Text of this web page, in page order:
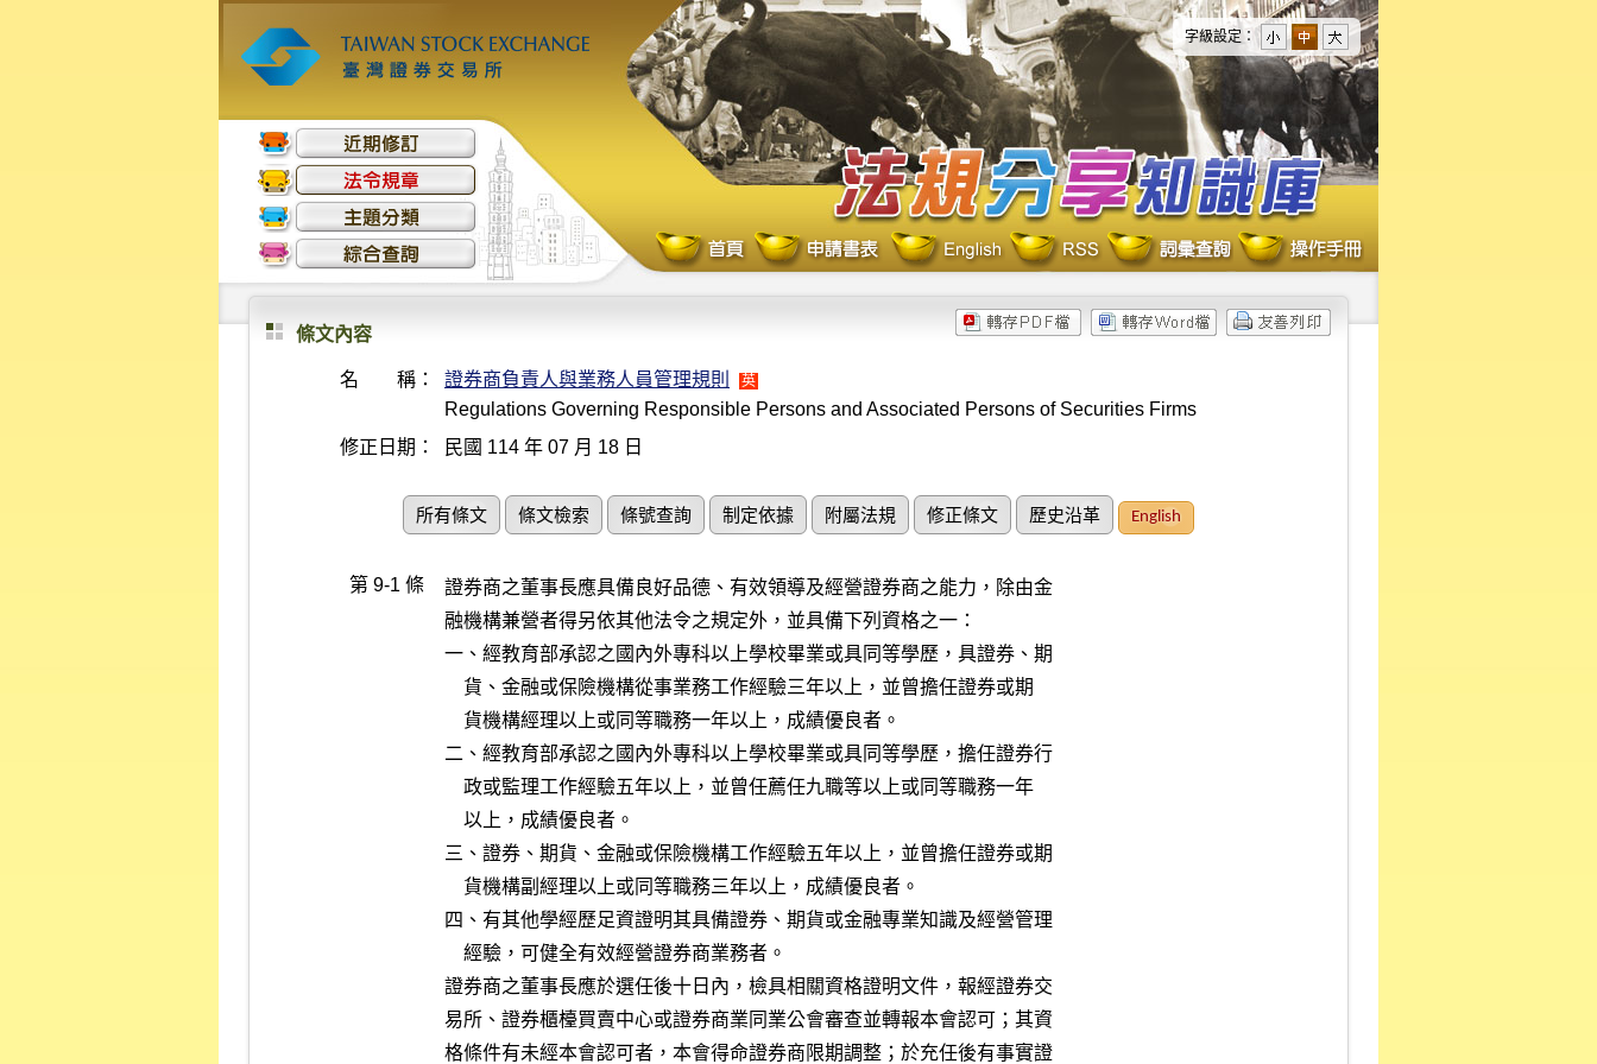
字級設定：
條文內容
名 稱： 證券商負責人與業務人員管理規則 英
Regulations Governing Responsible Persons and Associated Persons of Securities Firms
修正日期：
民國 114 年 07 月 18 日
所有條文 條文檢索 條號查詢 制定依據 附屬法規 修正條文 歷史沿革 English
第 9-1 條
證券商之董事長應具備良好品德、有效領導及經營證券商之能力，除由金
融機構兼營者得另依其他法令之規定外，並具備下列資格之一：
一、經教育部承認之國內外專科以上學校畢業或具同等學歷，具證券、期
二、經教育部承認之國內外專科以上學校畢業或具同等學歷，擔任證券行
三、證券、期貨、金融或保險機構工作經驗五年以上，並曾擔任證券或期
四、有其他學經歷足資證明其具備證券、期貨或金融專業知識及經營管理
證券商之董事長應於選任後十日內，檢具相關資格證明文件，報經證券交
易所、證券櫃檯買賣中心或證券商業同業公會審查並轉報本會認可；其資
格條件有未經本會認可者，本會得命證券商限期調整；於充任後有事實證